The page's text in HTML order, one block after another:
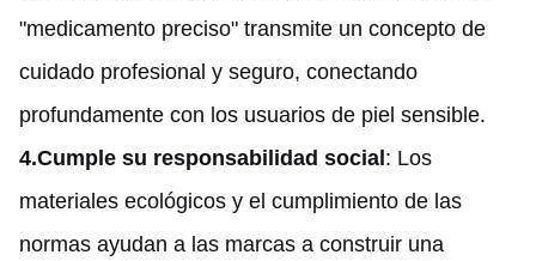
"medicamento preciso" transmite un concepto de
cuidado profesional y seguro, conectando
profundamente con los usuarios de piel sensible.
4.Cumple su responsabilidad social : Los
materiales ecológicos y el cumplimiento de las
normas ayudan a las marcas a construir una